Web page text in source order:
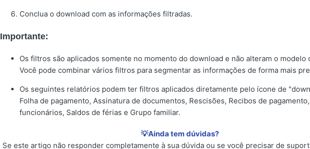
Conclua o download com as informações filtradas.
Importante:
Os filtros são aplicados somente no momento do download e não alteram o modelo
Você pode combinar vários filtros para segmentar as informações de forma mais
Os seguintes relatórios podem ter filtros aplicados diretamente pelo ícone de
Folha de pagamento, Assinatura de documentos, Rescisões, Recibos de
funcionários, Saldos de férias e Grupo familiar.
💡Ainda tem dúvidas?
Se este artigo não responder completamente à sua dúvida ou se você precisar de